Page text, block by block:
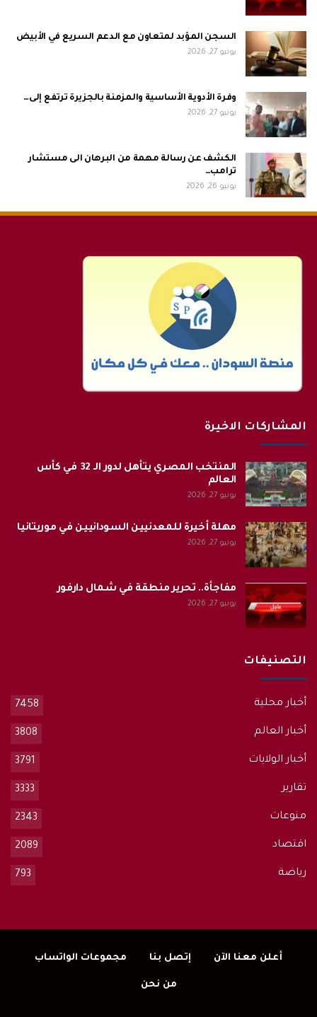
السجن المؤبد لمتعاون مع الدعم السريع في الأبيض
يونيو 27, 2026
وفرة الأدوية الأساسية والمزمنة بالجزيرة ترتفع إلى…
يونيو 27, 2026
الكشف عن رسالة مهمة من البرهان الى مستشار
ترامب…
يونيو 26, 2026
المشاركات الاخيرة
المنتخب المصري يتأهل لدور الـ 32 في كأس
العالم
يونيو 27, 2026
مهلة أخيرة للمعدنيين السودانيين في موريتانيا
يونيو 27, 2026
مفاجأة.. تحرير منطقة في شمال دارفور
يونيو 27, 2026
التصنيفات
أخبار محلية 7458
أخبار العالم 3808
أخبار الولايات 3791
تقارير 3333
منوعات 2343
اقتصاد 2089
رياضة 793
أعلن معنا الآن إتصل بنا مجموعات الواتساب
من نحن